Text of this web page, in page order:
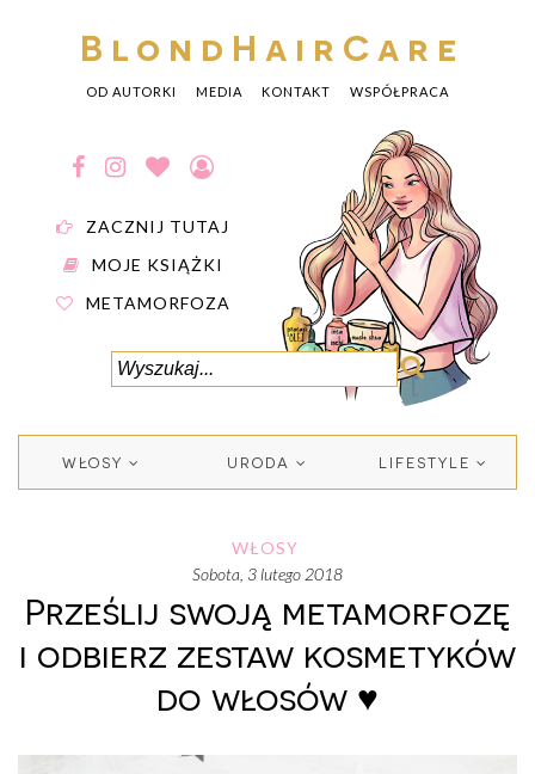
BlondHairCare
OD AUTORKI MEDIA KONTAKT WSPÓŁPRACA
ZACZNIJ TUTAJ
MOJE KSIĄŻKI
METAMORFOZA
WŁOSY URODA LIFESTYLE
WŁOSY
sobota, 3 lutego 2018
Prześlij swoją metamorfozę
i odbierz zestaw kosmetyków
do włosów ♥